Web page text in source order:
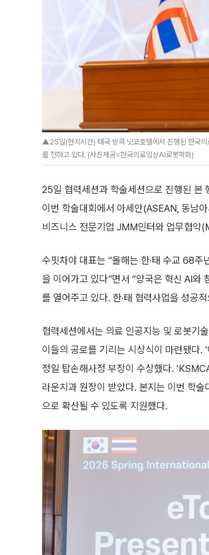
▲25일(현지시간) 태국 방콕 닛코호텔에서 진행된 한국
를 전하고 있다. (사진제공=한국의료임상AI로봇학회)
25일 협력세션과 학술세션으로 진행된
이번 학술대회에서 아세안(ASEAN, 동남
비즈니스 전문기업 JMM인터와 업무협약
수핏차야 대표는 “올해는 한·태 수교 68
을 이어가고 있다”면서 “양국은 혁신 AI와
를 열어주고 있다. 한·태 협력사업을 성공
협력세션에서는 의료 인공지능 및 로봇기
이들의 공로를 기리는 시상식이 마련됐
정일 탑손해사정 부장이 수상했다.
라운치과 원장이 받았다. 본지는 이번 학
으로 확산될 수 있도록 지원했다.